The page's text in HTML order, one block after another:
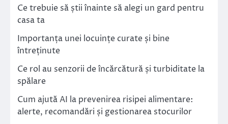
Ce trebuie să știi înainte să alegi un gard pentru
casa ta
Importanța unei locuințe curate și bine
întreținute
Ce rol au senzorii de încărcătură și turbiditate la
spălare
Cum ajută AI la prevenirea risipei alimentare:
alerte, recomandări și gestionarea stocurilor